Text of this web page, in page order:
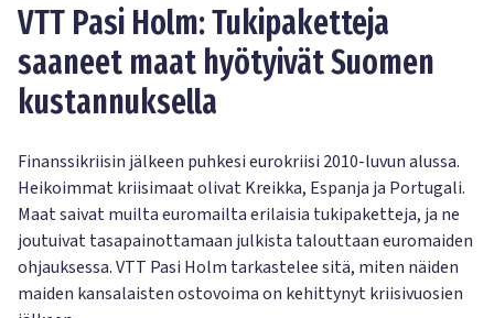
VTT Pasi Holm: Tukipaketteja
saaneet maat hyötyivät Suomen
kustannuksella
Finanssikriisin jälkeen puhkesi eurokriisi 2010-luvun alussa.
Heikoimmat kriisimaat olivat Kreikka, Espanja ja Portugali.
Maat saivat muilta euromailta erilaisia tukipaketteja, ja ne
joutuivat tasapainottamaan julkista talouttaan euromaiden
ohjauksessa. VTT Pasi Holm tarkastelee sitä, miten näiden
maiden kansalaisten ostovoima on kehittynyt kriisivuosien